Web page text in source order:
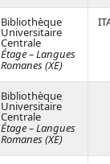
Bibliothèque
Universitaire
Centrale
Étage – Langues
Romanes (XE)
Bibliothèque
Universitaire
Centrale
Étage – Langues
Romanes (XE)